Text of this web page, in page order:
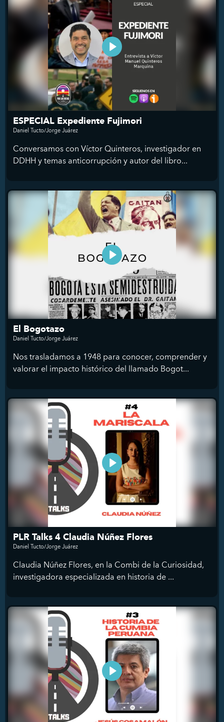
ESPECIAL Expediente Fujimori
Daniel Tucto/Jorge Juárez
Conversamos con Víctor Quinteros, investigador en
DDHH y temas anticorrupción y autor del libro...
El Bogotazo
Daniel Tucto/Jorge Juárez
Nos trasladamos a 1948 para conocer, comprender y
valorar el impacto histórico del llamado Bogot...
PLR Talks 4 Claudia Núñez Flores
Daniel Tucto/Jorge Juárez
Claudia Núñez Flores, en la Combi de la Curiosidad,
investigadora especializada en historia de ...